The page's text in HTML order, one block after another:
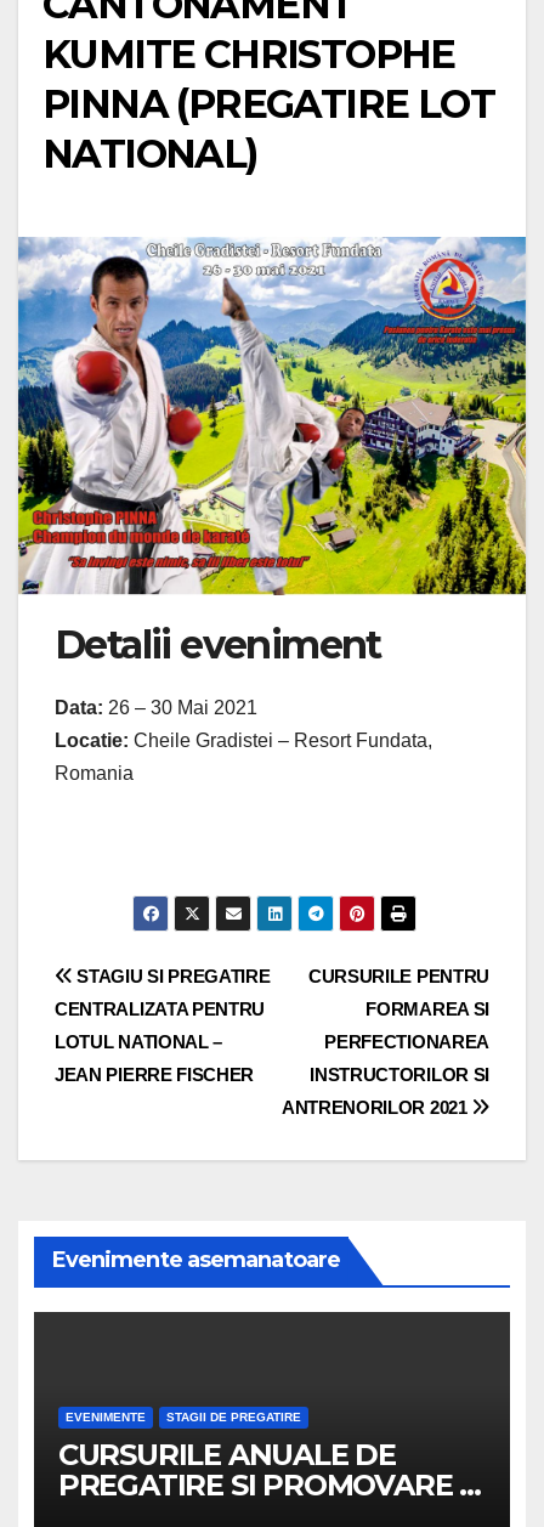
KUMITE CHRISTOPHE
PINNA (PREGATIRE LOT
NATIONAL)
Detalii eveniment
Data: 26 – 30 Mai 2021
Locatie: Cheile Gradistei – Resort Fundata,
Romania
Navigare
în
articole
CURSURILE PENTRU
FORMAREA SI
PERFECTIONAREA
INSTRUCTORILOR SI
ANTRENORILOR 2021
STAGIU SI PREGATIRE
CENTRALIZATA PENTRU
LOTUL NATIONAL –
JEAN PIERRE FISCHER
Evenimente asemanatoare
EVENIMENTE STAGII DE PREGATIRE
CURSURILE ANUALE DE
PREGATIRE SI PROMOVARE A